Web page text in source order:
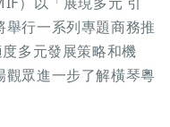
行一系列專題商務推
多元發展策略和機
眾進一步了解橫琴粵